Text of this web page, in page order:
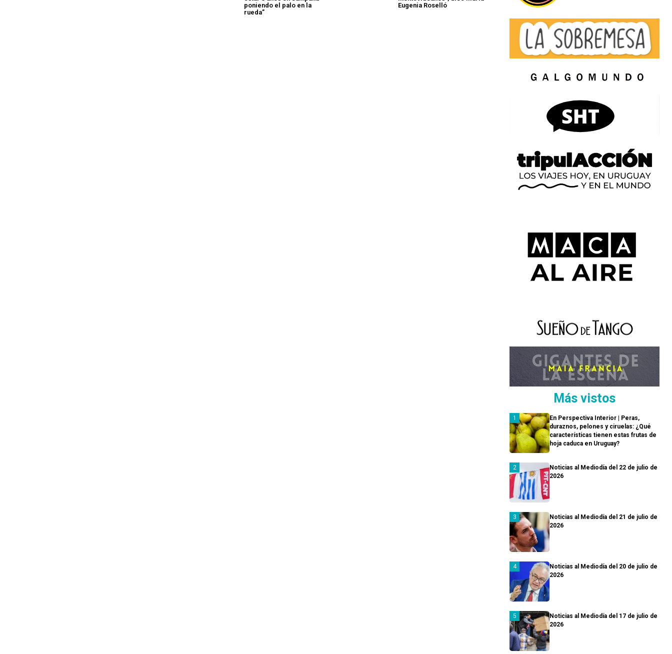
poniendo el palo en la
rueda”
Eugenia Roselló
Más vistos
En Perspectiva Interior | Peras,
duraznos, pelones y ciruelas: ¿Qué
características tienen estas frutas de
hoja caduca en Uruguay?
Noticias al Mediodía del 22 de julio de
2026
Noticias al Mediodía del 21 de julio de
2026
Noticias al Mediodía del 20 de julio de
2026
Noticias al Mediodía del 17 de julio de
2026